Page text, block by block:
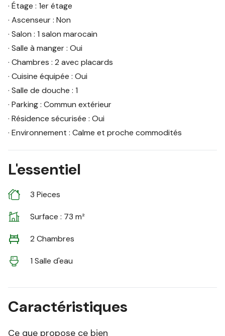
· Étage : 1er étage
· Ascenseur : Non
· Salon : 1 salon marocain
· Salle à manger : Oui
· Chambres : 2 avec placards
· Cuisine équipée : Oui
· Salle de douche : 1
· Parking : Commun extérieur
· Résidence sécurisée : Oui
· Environnement : Calme et proche commodités
L'essentiel
3 Pieces
Surface : 73 m²
2 Chambres
1 Salle d'eau
Caractéristiques
Ce que propose ce bien